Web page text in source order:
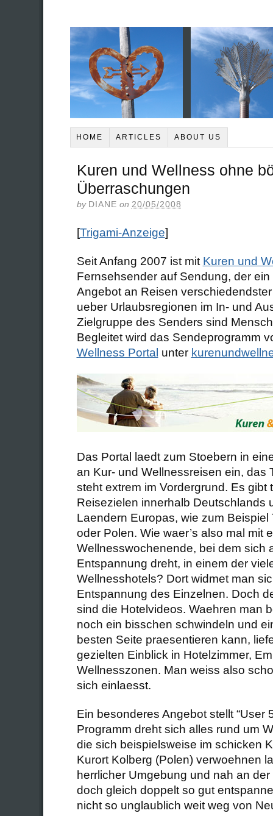
HOME ARTICLES ABOUT US
Kuren und Wellness ohne
Überraschungen
by DIANE on 20/05/2008
[Trigami-Anzeige]
Seit Anfang 2007 ist mit Kuren und
Fernsehsender auf Sendung, der
Angebot an Reisen
ueber Urlaubsregionen im In- und
Zielgruppe des Senders sind
Begleitet wird das Sendeprogramm
Wellness Portal unter
Das Portal laedt zum Stoebern in
an Kur- und Wellnessreisen ein, das
steht extrem im Vordergrund. Es gibt
Reisezielen innerhalb Deutschlands
Laendern Europas, wie zum Beispiel
oder Polen. Wie waer’s also mal mit
Wellnesswochenende, bei dem sich
Entspannung dreht, in einem der
Wellnesshotels? Dort widmet man
Entspannung des Einzelnen. Doch
sind die Hotelvideos. Waehren man
noch ein bisschen schwindeln und
besten Seite praesentieren kann,
gezielten Einblick in Hotelzimmer,
Wellnesszonen. Man weiss also
sich einlaesst.
Ein besonderes Angebot stellt “User
Programm dreht sich alles rund um
die sich beispielsweise im schicken
Kurort Kolberg (Polen) verwoehnen
herrlicher Umgebung und nah an
doch gleich doppelt so gut
nicht so unglaublich weit weg von